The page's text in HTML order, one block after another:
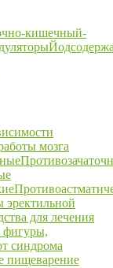
кишечный-
мозга
эректильной
для лечения
фигуры,
синдрома
пищеварение